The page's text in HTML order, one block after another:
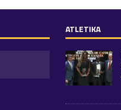
ATLETIKA